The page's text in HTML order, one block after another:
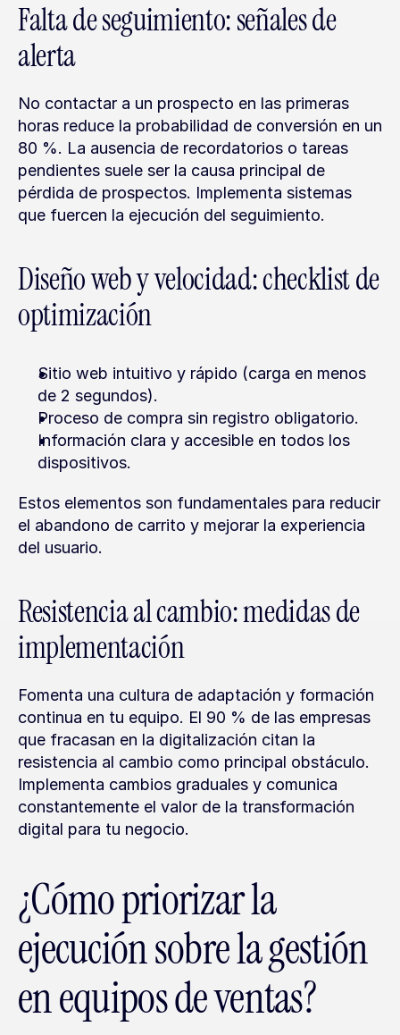
Falta de seguimiento: señales de
alerta
No contactar a un prospecto en las primeras
horas reduce la probabilidad de conversión en un
80 %. La ausencia de recordatorios o tareas
pendientes suele ser la causa principal de
pérdida de prospectos. Implementa sistemas
que fuercen la ejecución del seguimiento.
Diseño web y velocidad: checklist de
optimización
Sitio web intuitivo y rápido (carga en menos
de 2 segundos).
Proceso de compra sin registro obligatorio.
Información clara y accesible en todos los
dispositivos.
Estos elementos son fundamentales para reducir
el abandono de carrito y mejorar la experiencia
del usuario.
Resistencia al cambio: medidas de
implementación
Fomenta una cultura de adaptación y formación
continua en tu equipo. El 90 % de las empresas
que fracasan en la digitalización citan la
resistencia al cambio como principal obstáculo.
Implementa cambios graduales y comunica
constantemente el valor de la transformación
digital para tu negocio.
¿Cómo priorizar la
ejecución sobre la gestión
en equipos de ventas?